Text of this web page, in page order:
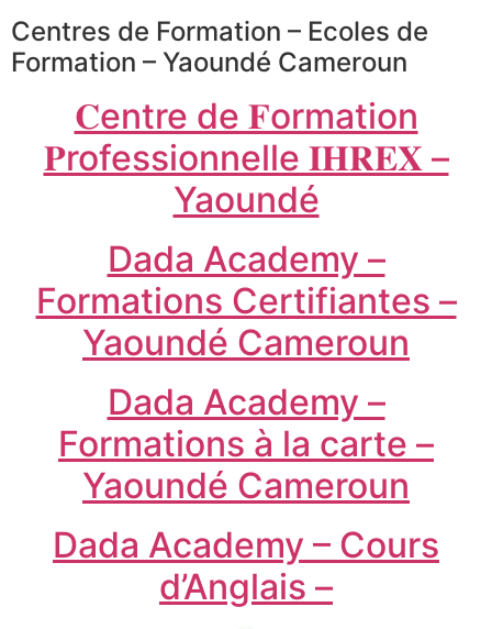
Centres de Formation – Ecoles de
Formation – Yaoundé Cameroun
𝐂entre de 𝐅ormation
𝐏rofessionnelle 𝐈𝐇𝐑𝐄𝐗 –
Yaoundé
Dada Academy –
Formations Certifiantes –
Yaoundé Cameroun
Dada Academy –
Formations à la carte –
Yaoundé Cameroun
Dada Academy – Cours
d’Anglais –